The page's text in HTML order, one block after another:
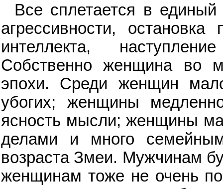
Все сплетается в
агрессивности,
интеллекта,
Собственно женщина во
эпохи. Среди женщин
убогих; женщины
ясность мысли; женщины
делами и много
возраста Змеи. Мужчинам
женщинам тоже не очень